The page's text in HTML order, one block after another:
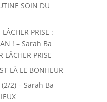
SOIN DU
PRISE :
! – Sarah Ba
LÂCHER PRISE
LÀ LE BONHEUR
(2/2) – Sarah Ba